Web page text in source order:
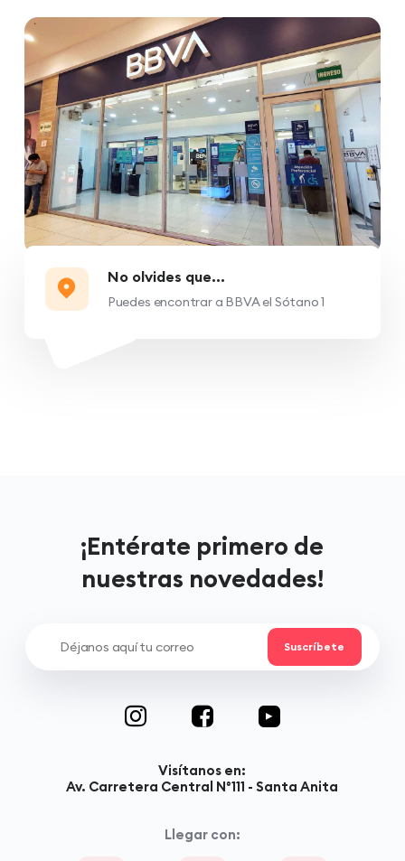
No olvides que...
Puedes encontrar a BBVA el Sótano 1
¡Entérate primero de
nuestras novedades!
Visítanos en:
Av. Carretera Central N°111 - Santa Anita
Llegar con: